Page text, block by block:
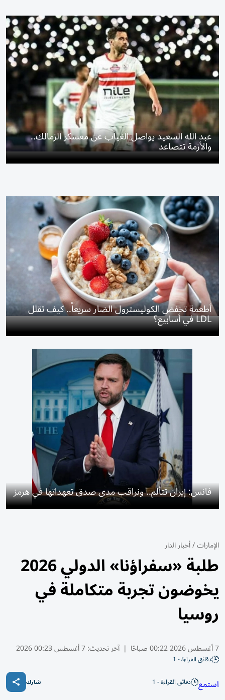
عبد الله السعيد يواصل الغياب عن معسكر الزمالك..
والأزمة تتصاعد
أطعمة تخفض الكوليسترول الضار سريعاً.. كيف تقلل
LDL في أسابيع؟
فانس: إيران تتألم.. ونراقب مدى صدق تعهداتها في هرمز
الإمارات/أخبار الدار
طلبة «سفراؤنا» الدولي 2026
يخوضون تجربة متكاملة في
روسيا
7 أغسطس 2026 00:22 صباحًا | آخر تحديث:7 أغسطس 00:23 2026
دقائق القراءة - 1
استمع دقائق القراءة - 1 شارك